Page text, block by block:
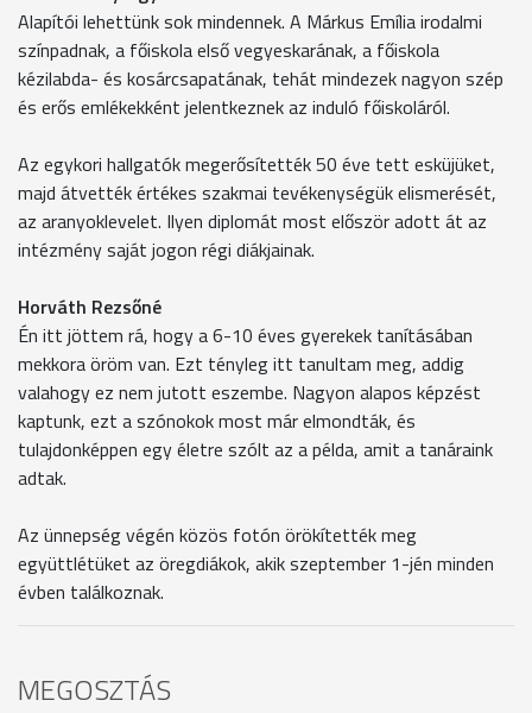
Alapítói lehettünk sok mindennek. A Márkus Emília irodalmi
színpadnak, a főiskola első vegyeskarának, a főiskola
kézilabda- és kosárcsapatának, tehát mindezek nagyon szép
és erős emlékekként jelentkeznek az induló főiskoláról.
Az egykori hallgatók megerősítették 50 éve tett esküjüket,
majd átvették értékes szakmai tevékenységük elismerését,
az aranyoklevelet. Ilyen diplomát most először adott át az
intézmény saját jogon régi diákjainak.
Horváth Rezsőné
Én itt jöttem rá, hogy a 6-10 éves gyerekek tanításában
mekkora öröm van. Ezt tényleg itt tanultam meg, addig
valahogy ez nem jutott eszembe. Nagyon alapos képzést
kaptunk, ezt a szónokok most már elmondták, és
tulajdonképpen egy életre szólt az a példa, amit a tanáraink
adtak.
Az ünnepség végén közös fotón örökítették meg
együttlétüket az öregdiákok, akik szeptember 1-jén minden
évben találkoznak.
MEGOSZTÁS